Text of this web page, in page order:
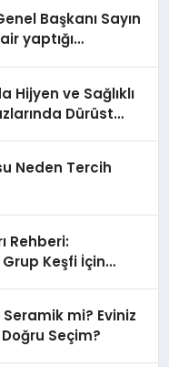
Başkanı Sayın
yaptığı
Hijyen ve Sağlıklı
Dürüst
Neden Tercih
Rehberi:
Grup Keşfi İçin
mi? Eviniz
Seçim?